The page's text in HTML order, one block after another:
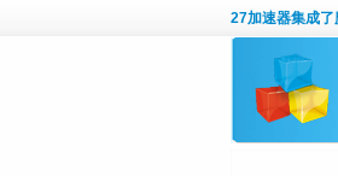
27加速器集成了